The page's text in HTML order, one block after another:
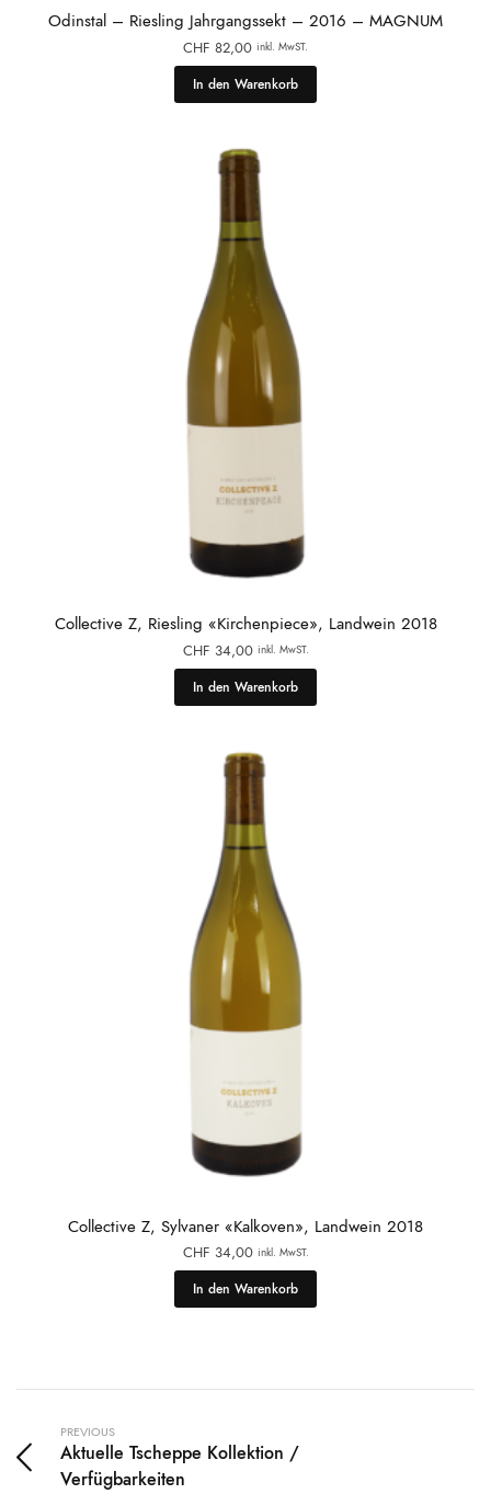
Odinstal – Riesling Jahrgangssekt – 2016 – MAGNUM
CHF 82,00 inkl. MwST.
In den Warenkorb
Collective Z, Riesling «Kirchenpiece», Landwein 2018
CHF 34,00 inkl. MwST.
In den Warenkorb
Collective Z, Sylvaner «Kalkoven», Landwein 2018
CHF 34,00 inkl. MwST.
In den Warenkorb
PREVIOUS
Aktuelle Tscheppe Kollektion /
Verfügbarkeiten